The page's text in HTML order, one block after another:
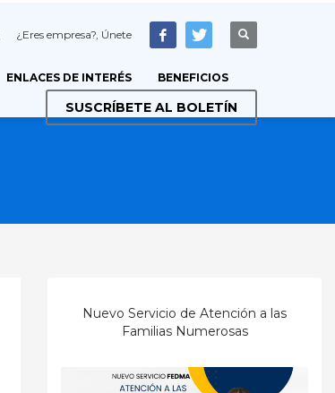
¿Eres empresa?, Únete
ENLACES DE INTERÉS BENEFICIOS
SUSCRÍBETE AL BOLETÍN
Nuevo Servicio de Atención a las
Familias Numerosas